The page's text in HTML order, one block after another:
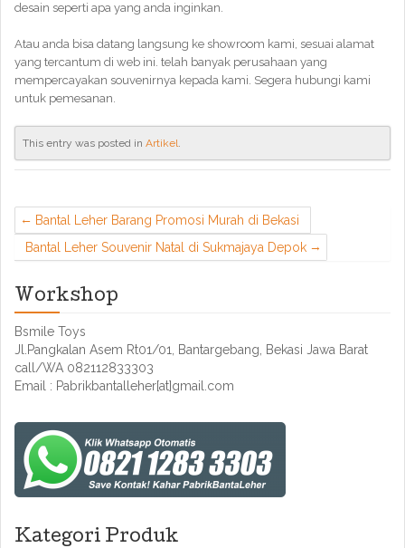
desain seperti apa yang anda inginkan.
Atau anda bisa datang langsung ke showroom kami, sesuai alamat
yang tercantum di web ini. telah banyak perusahaan yang
mempercayakan souvenirnya kepada kami. Segera hubungi kami
untuk pemesanan.
This entry was posted in Artikel.
Bantal Leher Barang Promosi Murah di Bekasi
Bantal Leher Souvenir Natal di Sukmajaya Depok
Workshop
Bsmile Toys
Jl.Pangkalan Asem Rt01/01, Bantargebang, Bekasi Jawa Barat
call/WA 082112833303
Email : Pabrikbantalleher[at]gmail.com
Kategori Produk